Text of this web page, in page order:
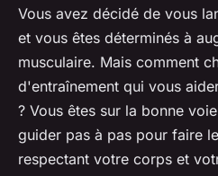
Vous avez décidé de vous
et vous êtes déterminés à
musculaire. Mais comment
d'entraînement qui vous
? Vous êtes sur la bonne
guider pas à pas pour faire
respectant votre corps et